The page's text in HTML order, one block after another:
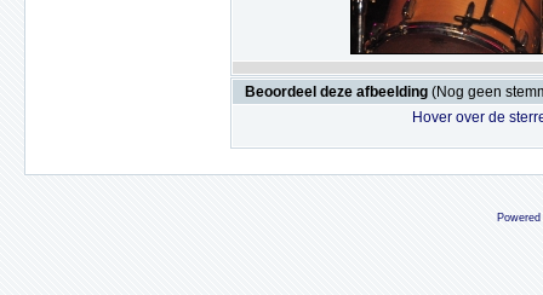
Beoordeel deze afbeelding (Nog geen
Hover over de